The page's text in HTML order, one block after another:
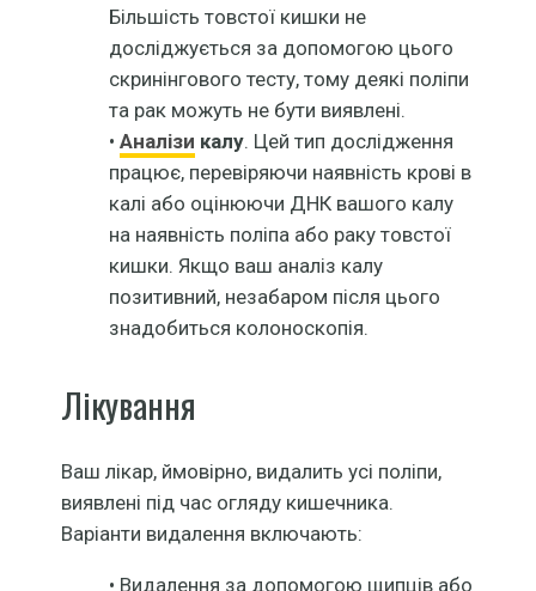
Більшість товстої кишки не
досліджується за допомогою цього
скринінгового тесту, тому деякі поліпи
та рак можуть не бути виявлені.
• Аналізи калу. Цей тип дослідження
працює, перевіряючи наявність крові в
калі або оцінюючи ДНК вашого калу
на наявність поліпа або раку товстої
кишки. Якщо ваш аналіз калу
позитивний, незабаром після цього
знадобиться колоноскопія.
Лікування
Ваш лікар, ймовірно, видалить усі поліпи,
виявлені під час огляду кишечника.
Варіанти видалення включають:
• Видалення за допомогою щипців або